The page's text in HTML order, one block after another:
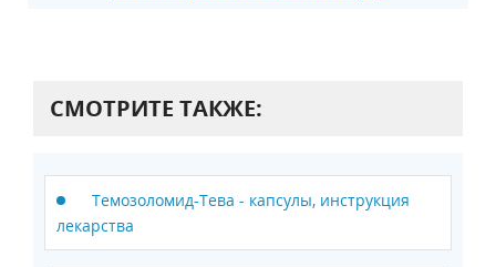
СМОТРИТЕ ТАКЖЕ:
Темозоломид-Тева - капсулы, инструкция
лекарства